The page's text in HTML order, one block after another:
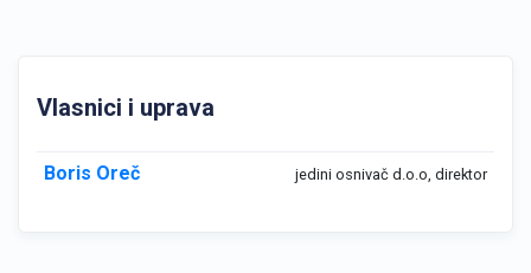
Vlasnici i uprava
Boris Oreč jedini osnivač d.o.o, direktor